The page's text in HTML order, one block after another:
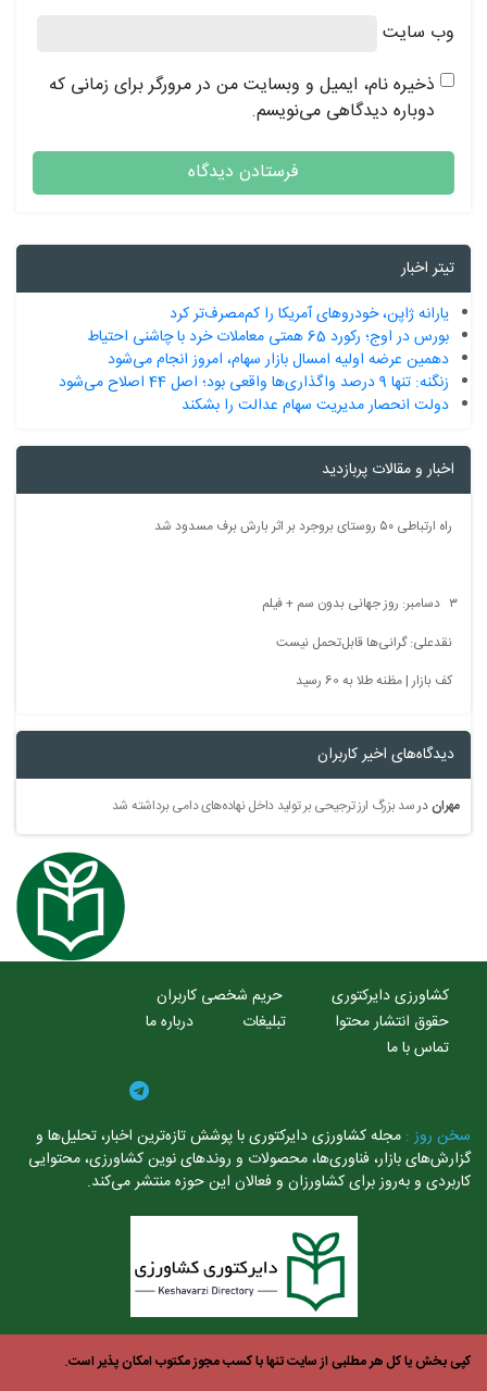
وب‌ سایت
ذخیره نام، ایمیل و وبسایت من در مرورگر برای زمانی که
دوباره دیدگاهی می‌نویسم.
تیتر اخبار
یارانه ژاپن، خودروهای آمریکا را کم‌مصرف‌تر کرد
بورس در اوج؛ رکورد 65 همتی معاملات خرد با چاشنی احتیاط
دهمین عرضه اولیه امسال بازار سهام، امروز انجام می‌شود
زنگنه: تنها 9 درصد واگذاری‌ها واقعی بود؛ اصل 44 اصلاح می‌شود
دولت انحصار مدیریت سهام عدالت را بشکند
اخبار و مقالات پربازدید
راه ارتباطی ۵۰ روستای بروجرد بر اثر بارش برف مسدود شد
نقدعلی: گرانی‌ها قابل‌تحمل نیست
کف بازار | مظنه طلا به 60 رسید
دیدگاه‌های اخیر کاربران
مهراندرسد بزرگ ارز ترجیحی بر تولید داخل نهاده‌های دامی برداشته شد
کشاورزی دایرکتوری
حریم شخصی کاربران
حقوق انتشار محتوا
تبلیغات
درباره ما
تماس با ما
روز :مجله کشاورزی دایرکتوری با پوشش تازه‌ترین اخبار، تحلیل‌ها و
بازار، فناوری‌ها، محصولات و روندهای نوین کشاورزی، محتوایی
و به‌روز برای کشاورزان و فعالان این حوزه منتشر می‌کند.
بخش یا کل هر مطلبی از سایت تنها با کسب مجوز مکتوب امکان پذیر است.